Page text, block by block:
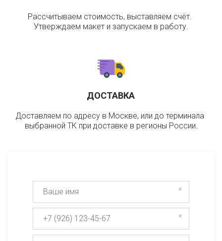
Рассчитываем стоимость, выставляем счёт.
Утверждаем макет и запускаем в работу.
ДОСТАВКА
Доставляем по адресу в Москве, или до терминала
выбранной ТК при доставке в регионы России.
*
*